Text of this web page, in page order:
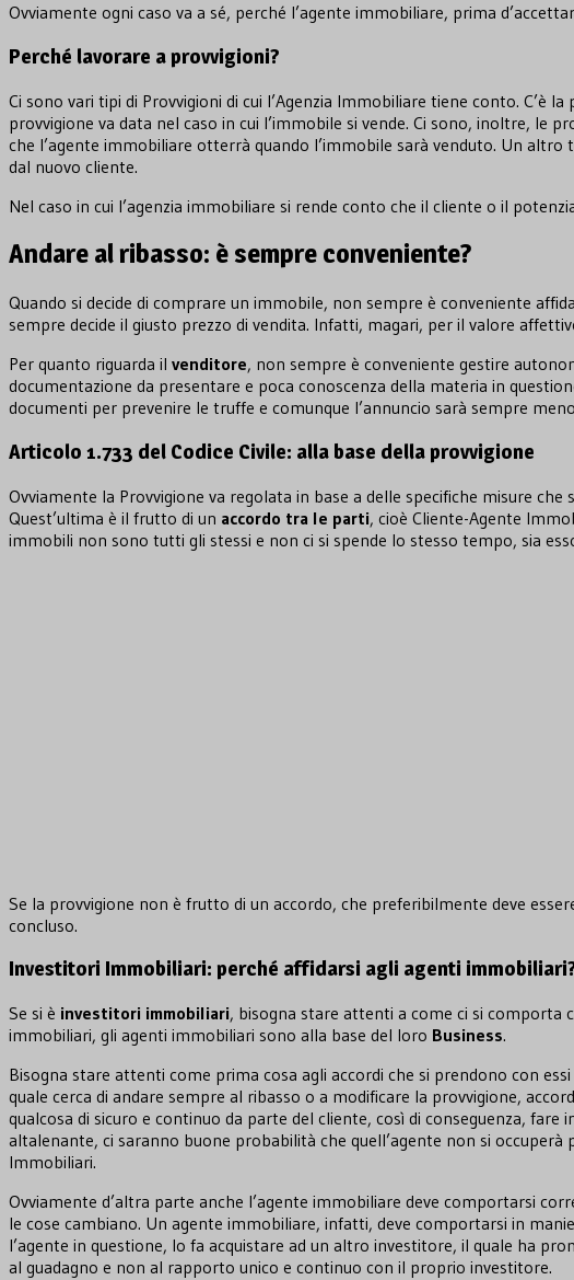
Ovviamente ogni caso va a sé, perché l’agente immobiliare, prima
Perché lavorare a provvigioni?
Ci sono vari tipi di Provvigioni di cui l’Agenzia Immobiliare tiene conto. C’è
provvigione va data nel caso in cui l’immobile si vende. Ci sono, inoltre, le
che l’agente immobiliare otterrà quando l’immobile sarà venduto. Un altro
dal nuovo cliente.
Nel caso in cui l’agenzia immobiliare si rende conto che il cliente o il
Andare al ribasso: è sempre conveniente?
Quando si decide di comprare un immobile, non sempre è conveniente
sempre decide il giusto prezzo di vendita. Infatti, magari, per il valore
Per quanto riguarda il venditore, non sempre è conveniente gestire
documentazione da presentare e poca conoscenza della materia in
documenti per prevenire le truffe e comunque l’annuncio sarà sempre
Articolo 1.733 del Codice Civile: alla base della provvigione
Ovviamente la Provvigione va regolata in base a delle specifiche misure che
Quest’ultima è il frutto di un accordo tra le parti, cioè Cliente-Agente
immobili non sono tutti gli stessi e non ci si spende lo stesso tempo, sia
Se la provvigione non è frutto di un accordo, che preferibilmente deve
concluso.
Investitori Immobiliari: perché affidarsi agli agenti
Se si è investitori immobiliari, bisogna stare attenti a come ci si comporta
immobiliari, gli agenti immobiliari sono alla base del loro Business.
Bisogna stare attenti come prima cosa agli accordi che si prendono con
quale cerca di andare sempre al ribasso o a modificare la provvigione,
qualcosa di sicuro e continuo da parte del cliente, così di conseguenza,
altalenante, ci saranno buone probabilità che quell’agente non si
Immobiliari.
Ovviamente d’altra parte anche l’agente immobiliare deve comportarsi
le cose cambiano. Un agente immobiliare, infatti, deve comportarsi in
l’agente in questione, lo fa acquistare ad un altro investitore, il quale ha
al guadagno e non al rapporto unico e continuo con il proprio investitore.